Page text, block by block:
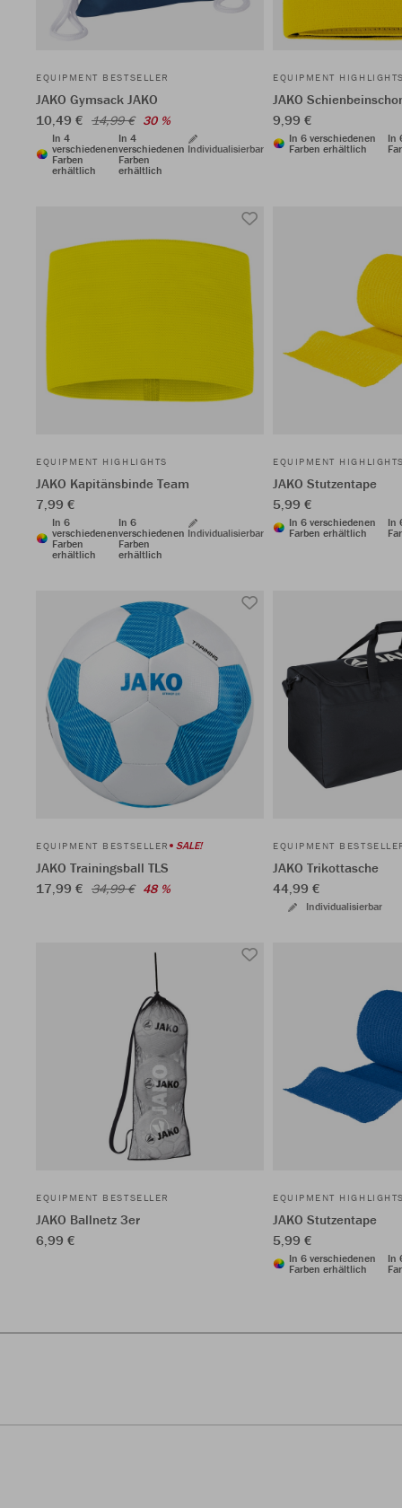
EQUIPMENT BESTSELLER
JAKO Gymsack JAKO
10,49 € 14,99 € 30 %
In 4
verschiedenen
Farben
erhältlich
In 4
verschiedenen
Farben
erhältlich
Individualisierbar
EQUIPMENT
JAKO
9,99 €
In 6 verschiedenen
Farben erhältlich
In
EQUIPMENT HIGHLIGHTS
JAKO Kapitänsbinde Team
7,99 €
In 6
verschiedenen
Farben
erhältlich
In 6
verschiedenen
Farben
erhältlich
Individualisierbar
EQUIPMENT
JAKO Stutzentape
5,99 €
In 6 verschiedenen
Farben erhältlich
In
EQUIPMENT BESTSELLER SALE!
JAKO Trainingsball TLS
17,99 € 34,99 € 48 %
EQUIPMENT
JAKO Trikottasche
44,99 €
Individualisierbar
EQUIPMENT BESTSELLER
JAKO Ballnetz 3er
6,99 €
EQUIPMENT
JAKO Stutzentape
5,99 €
In 6 verschiedenen
Farben erhältlich
In